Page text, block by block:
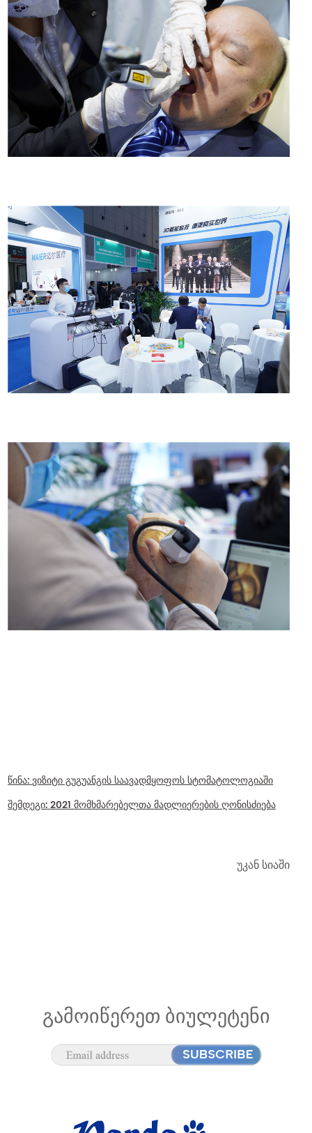
წინა: ვიზიტი გუგუანგის საავადმყოფოს სტომატოლოგიაში
შემდეგი: 2021 მომხმარებელთა მადლიერების ღონისძიება
უკან სიაში
ᲒᲐᲛᲝᲘᲬᲔᲠᲔᲗ ᲑᲘᲣᲚᲔᲢᲔᲜᲘ